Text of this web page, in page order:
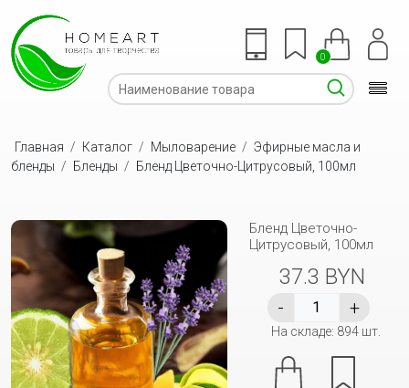
0
Главная / Каталог / Мыловарение / Эфирные масла и
бленды / Бленды / Бленд Цветочно-Цитрусовый, 100мл
Бленд Цветочно-
Цитрусовый, 100мл
37.3 BYN
На складе: 894 шт.